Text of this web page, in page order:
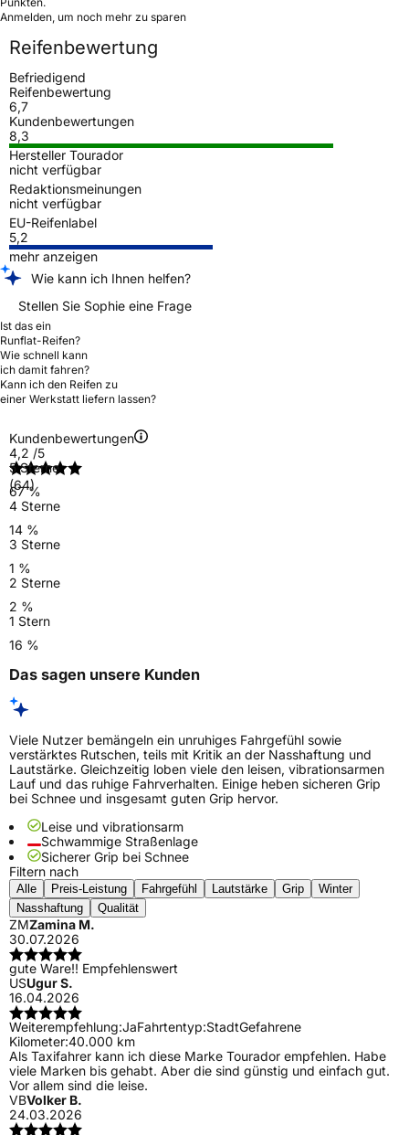
Anmelden, um noch mehr zu sparen
Reifenbewertung
Befriedigend
Reifenbewertung
6,7
Kundenbewertungen
8,3
Hersteller Tourador
nicht verfügbar
Redaktionsmeinungen
nicht verfügbar
EU-Reifenlabel
5,2
mehr anzeigen
Wie kann ich Ihnen helfen?
Stellen Sie Sophie eine Frage
Ist das ein
Runflat-Reifen?
Wie schnell kann
ich damit fahren?
Kann ich den Reifen zu
einer Werkstatt liefern lassen?
Kundenbewertungen
4,2 /5
(64)
5 Sterne
67 %
4 Sterne
14 %
3 Sterne
1 %
2 Sterne
2 %
1 Stern
16 %
Das sagen unsere Kunden
Viele Nutzer bemängeln ein unruhiges Fahrgefühl sowie
verstärktes Rutschen, teils mit Kritik an der Nasshaftung und
Lautstärke. Gleichzeitig loben viele den leisen, vibrationsarmen
Lauf und das ruhige Fahrverhalten. Einige heben sicheren Grip
bei Schnee und insgesamt guten Grip hervor.
Leise und vibrationsarm
Schwammige Straßenlage
Sicherer Grip bei Schnee
Filtern nach
Alle Preis-Leistung Fahrgefühl Lautstärke Grip
Winter
Nasshaftung
Qualität
ZMZamina M.
30.07.2026
gute Ware!! Empfehlenswert
USUgur S.
16.04.2026
Weiterempfehlung:JaFahrtentyp:StadtGefahrene
Kilometer:40.000 km
Als Taxifahrer kann ich diese Marke Tourador empfehlen. Habe
viele Marken bis gehabt. Aber die sind günstig und einfach gut.
Vor allem sind die leise.
VBVolker B.
24.03.2026